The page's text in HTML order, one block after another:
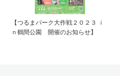
【つるまパーク大作戦２０２３ ｉ
ｎ鶴間公園 開催のお知らせ】